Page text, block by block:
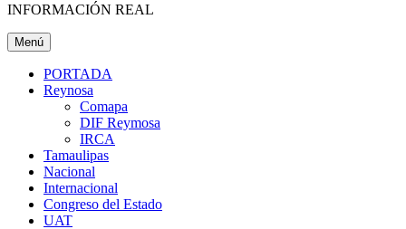
INFORMACIÓN REAL
Menú
PORTADA
Reynosa
Comapa
DIF Reymosa
IRCA
Tamaulipas
Nacional
Internacional
Congreso del Estado
UAT